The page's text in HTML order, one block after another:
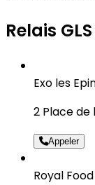
Relais
Exo les
2 Place de
Appeler
Royal Food